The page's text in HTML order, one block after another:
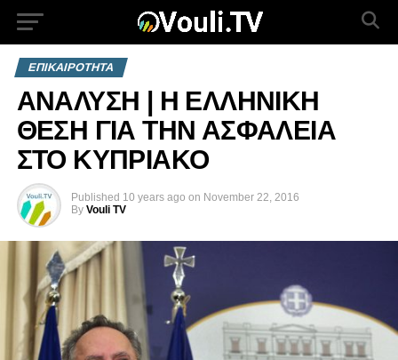
ΕΠΙΚΑΙΡΟΤΗΤΑ
ΑΝΑΛΥΣΗ | Η ΕΛΛΗΝΙΚΗ
ΘΕΣΗ ΓΙΑ ΤΗΝ ΑΣΦΑΛΕΙΑ
ΣΤΟ ΚΥΠΡΙΑΚΟ
Published 10 years ago on November 22, 2016
By Vouli TV